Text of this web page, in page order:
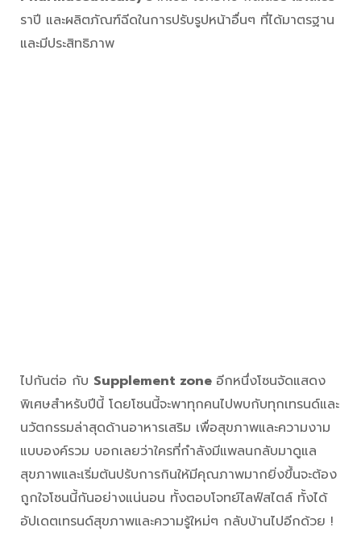
เทคโนโลยีและอุปกรณ์ความงามทางการแพทย์
(Medical Devices & Equipment)